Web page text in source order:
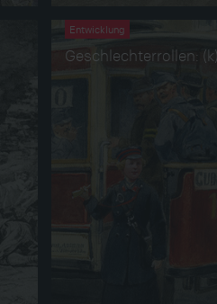
Entwicklung
Geschlechterrollen: